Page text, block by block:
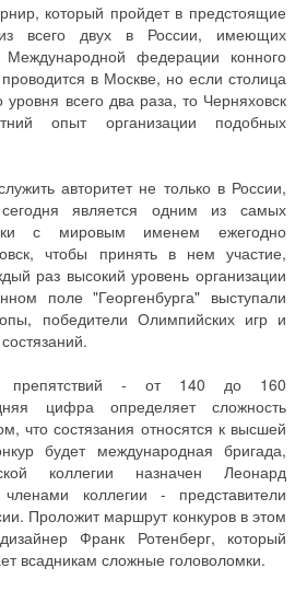
который пройдет в предстоящие
всего двух в России, имеющих
федерации конного
в Москве, но если столица
уровня всего два раза, то Черняховск
опыт организации подобных
авторитет не только в России,
является одним из самых
с мировым именем ежегодно
чтобы принять в нем участие,
раз высокий уровень организации
поле "Георгенбурга" выступали
победители Олимпийских игр и
препятствий - от 140 до 160
цифра определяет сложность
что состязания относятся к высшей
будет международная бригада,
коллегии назначен Леонард
коллегии - представители
Проложит маршрут конкуров в этом
Франк Ротенберг, который
всадникам сложные головоломки.